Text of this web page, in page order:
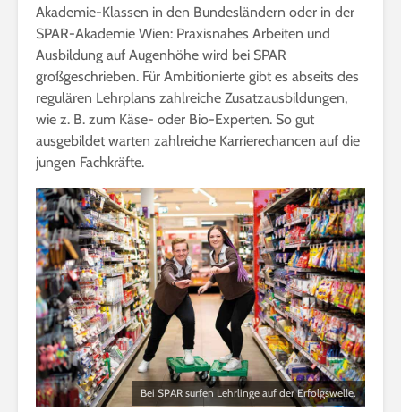
Akademie-Klassen in den Bundesländern oder in der
SPAR-Akademie Wien: Praxisnahes Arbeiten und
Ausbildung auf Augenhöhe wird bei SPAR
großgeschrieben. Für Ambitionierte gibt es abseits des
regulären Lehrplans zahlreiche Zusatzausbildungen,
wie z. B. zum Käse- oder Bio-Experten. So gut
ausgebildet warten zahlreiche Karrierechancen auf die
jungen Fachkräfte.
Bei SPAR surfen Lehrlinge auf der Erfolgswelle.